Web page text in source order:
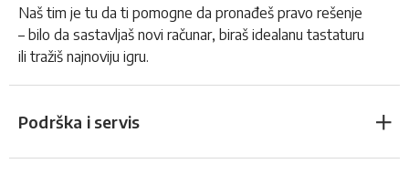
Naš tim je tu da ti pomogne da pronađeš pravo rešenje
– bilo da sastavljaš novi računar, biraš idealanu tastaturu
ili tražiš najnoviju igru.
Podrška i servis